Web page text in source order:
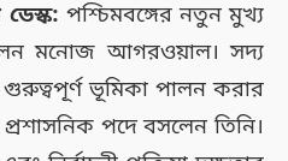
পশ্চিমবঙ্গের নতুন মুখ্য
মনোজ আগরওয়াল। সদ্য
গুরুত্বপূর্ণ ভূমিকা পালন করার
পদে বসলেন তিনি।